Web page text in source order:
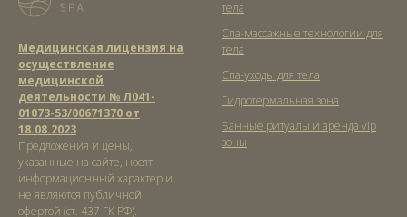
Медицинская лицензия на
осуществление
медицинской
деятельности № Л041-
01073-53/00671370 от
18.08.2023
Предложения и цены,
указанные на сайте, носят
информационный характер и
не являются публичной
офертой (ст. 437 ГК РФ).
тела
Спа-массажные технологии для
тела
Спа-уходы для тела
Гидротермальная зона
Банные ритуалы и аренда vip
зоны